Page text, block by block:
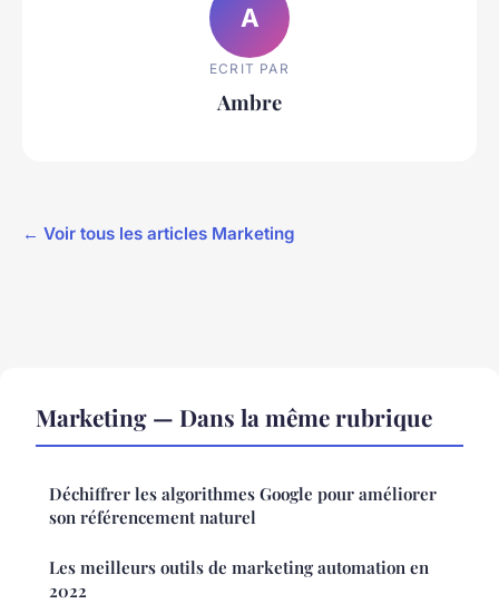
A
ECRIT PAR
Ambre
← Voir tous les articles Marketing
Marketing — Dans la même rubrique
Déchiffrer les algorithmes Google pour améliorer
son référencement naturel
Les meilleurs outils de marketing automation en
2022